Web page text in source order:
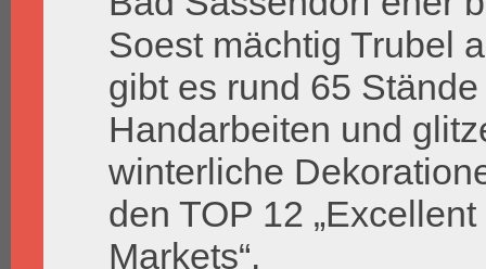
Soest mächtig Trubel
gibt es rund 65
Handarbeiten und
winterliche
den TOP 12
Markets“.